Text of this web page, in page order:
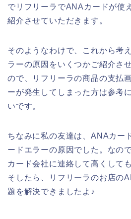
でリフリーラでANAカードが使
紹介させていただきます。
そのようなわけで、これから考
ラーの原因をいくつかご紹介さ
ので、リフリーラの商品の支払
ーが発生してしまった方は参考
いです。
ちなみに私の友達は、ANAカー
ードエラーの原因でした。なの
カード会社に連絡して高くして
そしたら、リフリーラのお店の
題を解決できましたよ♪